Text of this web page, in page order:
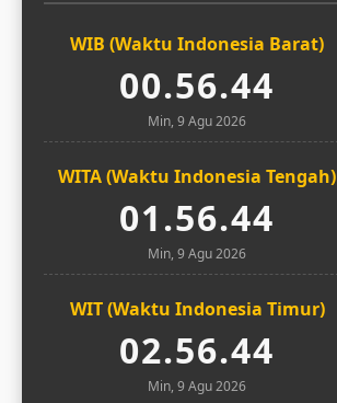
WIB (Waktu Indonesia Barat)
00.56.45
Min, 9 Agu 2026
WITA (Waktu Indonesia Tengah)
01.56.45
Min, 9 Agu 2026
WIT (Waktu Indonesia Timur)
02.56.45
Min, 9 Agu 2026